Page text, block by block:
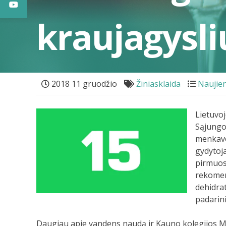
2018 11 gruodžio Žiniasklaida
Daugiau apie vandens naudą ir Kauno kolegijos